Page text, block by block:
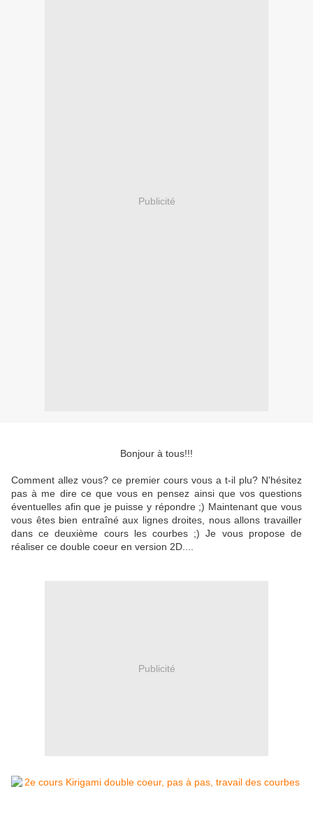
Publicité
Bonjour à tous!!!
Comment allez vous? ce premier cours vous a t-il plu? N'hésitez
pas à me dire ce que vous en pensez ainsi que vos questions
éventuelles afin que je puisse y répondre ;) Maintenant que vous
vous êtes bien entraîné aux lignes droites, nous allons travailler
dans ce deuxième cours les courbes ;) Je vous propose de
réaliser ce double coeur en version 2D....
Publicité